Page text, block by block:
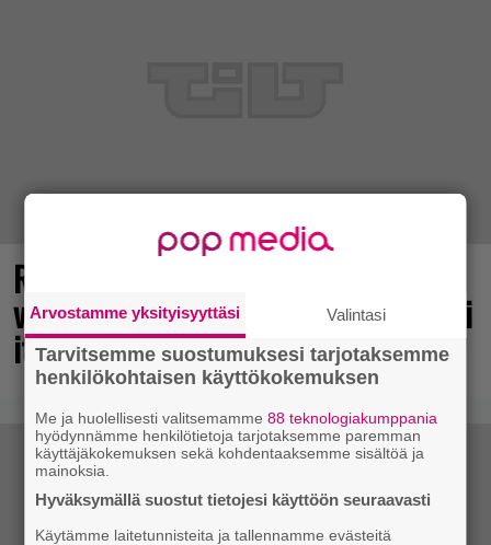
Rakastettu julkaisija täyttää 40
vuotta, valtavat alet käynnissä – hanki
itsellesi klassikoita pikkurahalla
Arvostamme yksityisyyttäsi Valintasi
Tarvitsemme suostumuksesi tarjotaksemme
henkilökohtaisen käyttökokemuksen
Me ja huolellisesti valitsemamme88 teknologiakumppania
hyödynnämme henkilötietoja tarjotaksemme paremman
käyttäjäkokemuksen sekä kohdentaaksemme sisältöä ja
mainoksia.
Hyväksymällä suostut tietojesi käyttöön seuraavasti
Käytämme laitetunnisteita ja tallennamme evästeitä